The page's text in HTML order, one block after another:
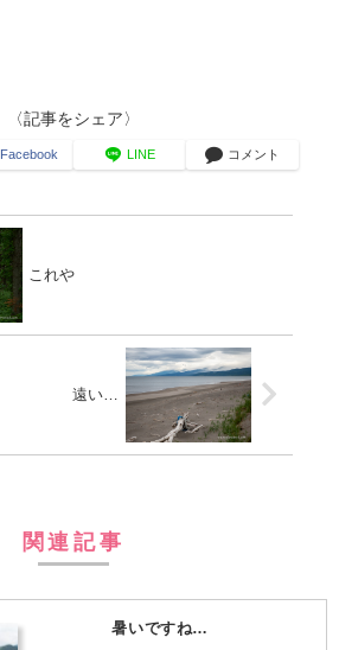
〈記事をシェア〉
Facebook LINE コメント
これや
遠い…
関連記事
暑いですね…